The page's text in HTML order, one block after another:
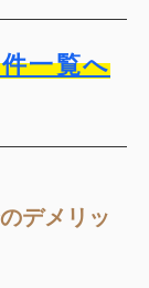
一覧へ
デメリッ